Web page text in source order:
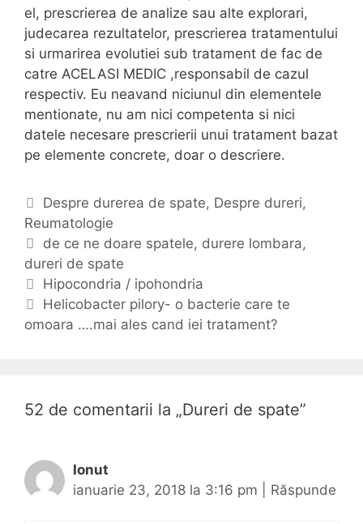
el, prescrierea de analize sau alte explorari,
judecarea rezultatelor, prescrierea tratamentului
si urmarirea evolutiei sub tratament de fac de
catre ACELASI MEDIC ,responsabil de cazul
respectiv. Eu neavand niciunul din elementele
mentionate, nu am nici competenta si nici
datele necesare prescrierii unui tratament bazat
pe elemente concrete, doar o descriere.
C
a
t
e
g
o
r
Despre durerea de spate, Despre dureri,
Reumatologie
E
t
i
c
h
de ce ne doare spatele, durere lombara,
dureri de spate
N
a
v
r
r
t
Hipocondria / ipohondria
Helicobacter pilory- o bacterie care te
omoara ….mai ales cand iei tratament?
52 de comentarii la „Dureri de spate”
Ionut
ianuarie 23, 2018 la 3:16 pm
Răspunde